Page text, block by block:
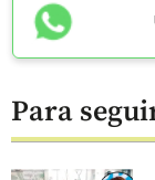
Para